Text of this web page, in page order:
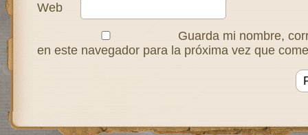
Web
Guarda mi nombre,
en este navegador para la próxima vez que